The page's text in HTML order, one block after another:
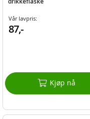
Vår lavpris:
87,-
Kjøp nå